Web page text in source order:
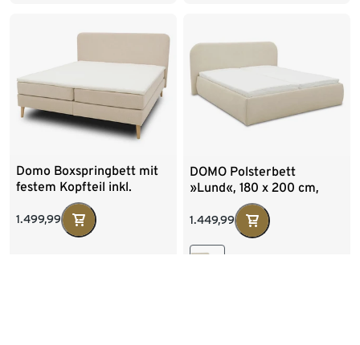
Domo Boxspringbett mit
festem Kopfteil inkl.
1.499,99
DOMO Polsterbett
»Lund«, 180 x 200 cm,
inkl. Lattenrost und
Matratze, creme
1.449,99